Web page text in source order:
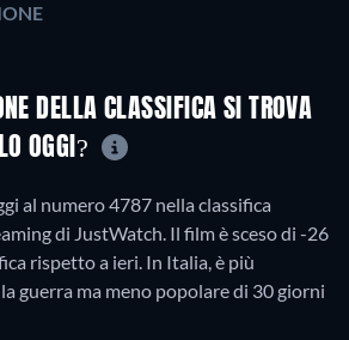
DELLA CLASSIFICA SI TROVA
OGGI?
al numero 4787 nella classifica
di JustWatch. Il film è sceso di -26
rispetto a ieri. In Italia, è più
guerra ma meno popolare di 30 giorni